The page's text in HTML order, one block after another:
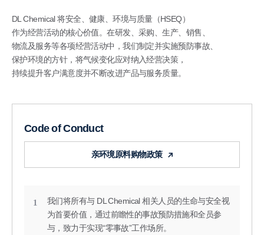
（HSE）
经
营
DL Chemical 将安全、健康、环境与质量（HSEQ）
作为经营活动的核心价值。在研发、采购、生产、销售、
物流及服务等各项经营活动中，我们制定并实施预防事故、
保护环境的方针，将气候变化应对纳入经营决策，
持续提升客户满意度并不断改进产品与服务质量。
Code of Conduct
亲环境原料购物政策
1
我们将所有与 DL Chemical 相关人员的生命与安全视
为首要价值，通过前瞻性的事故预防措施和全员参
与，致力于实现“零事故”工作场所。